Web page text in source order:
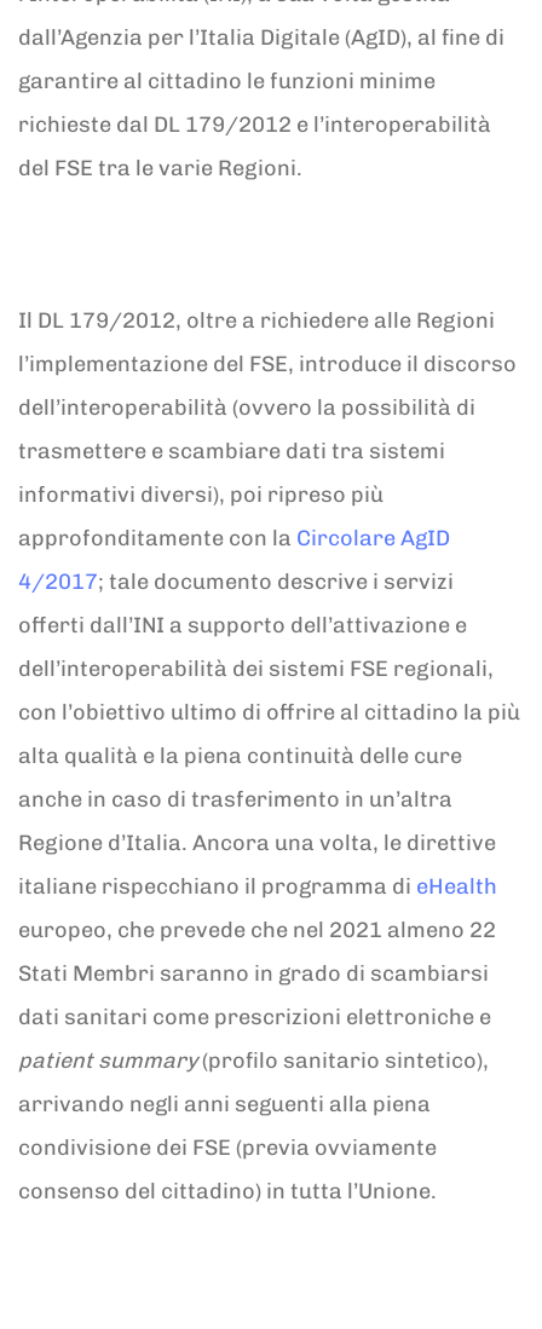
dall’Agenzia per l’Italia Digitale (AgID), al fine di
garantire al cittadino le funzioni minime
richieste dal DL 179/2012 e l’interoperabilità
del FSE tra le varie Regioni.
Il DL 179/2012, oltre a richiedere alle Regioni
l’implementazione del FSE, introduce il discorso
dell’interoperabilità (ovvero la possibilità di
trasmettere e scambiare dati tra sistemi
informativi diversi), poi ripreso più
approfonditamente con la Circolare AgID
4/2017; tale documento descrive i servizi
offerti dall’INI a supporto dell’attivazione e
dell’interoperabilità dei sistemi FSE regionali,
con l’obiettivo ultimo di offrire al cittadino la più
alta qualità e la piena continuità delle cure
anche in caso di trasferimento in un’altra
Regione d’Italia. Ancora una volta, le direttive
italiane rispecchiano il programma di eHealth
europeo, che prevede che nel 2021 almeno 22
Stati Membri saranno in grado di scambiarsi
dati sanitari come prescrizioni elettroniche e
patient summary(profilo sanitario sintetico),
arrivando negli anni seguenti alla piena
condivisione dei FSE (previa ovviamente
consenso del cittadino) in tutta l’Unione.